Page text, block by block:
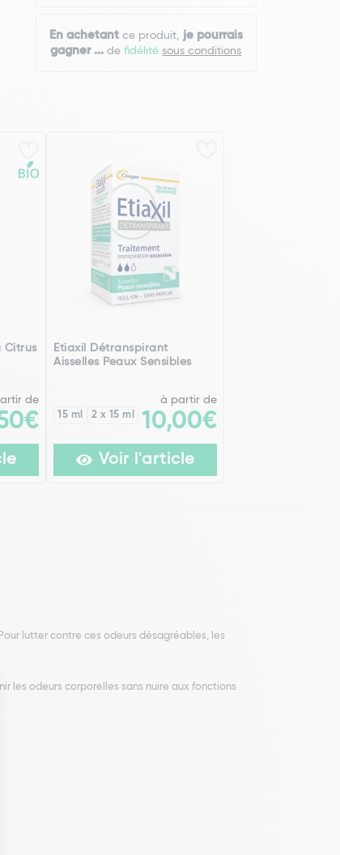
En achetantce produit, je pourrais
gagner ... defidélitésous conditions
Citrus
de
Etiaxil Détranspirant
Aisselles Peaux Sensibles
15 ml 2 x 15 ml
à partir de
10,00€
Voir l'article
lutter contre ces odeurs désagréables, les
les odeurs corporelles sans nuire aux fonctions